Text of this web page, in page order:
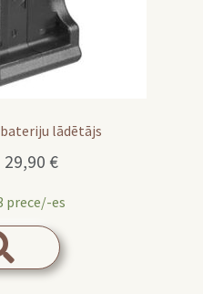
lādētājs
Original
€.
29,90 €Current
is:
prece/-es